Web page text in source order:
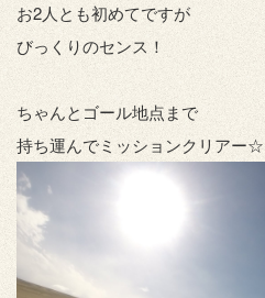
お2人とも初めてですが
びっくりのセンス！
ちゃんとゴール地点まで
持ち運んでミッションクリアー☆